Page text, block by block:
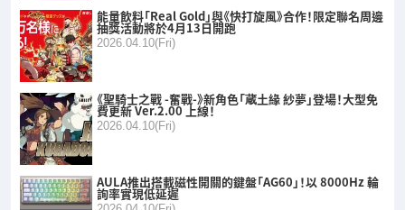
能量飲料「Real Gold」與《快打旋風》合作！限定聯名周邊
抽獎活動將於4月13日開跑
2026.04.10(Fri)
《聖騎士之戰 -奮戰-》新角色「蔵土緣 紗夢」登場！大型免
費更新 Ver.2.00 上線！
2026.04.10(Fri)
AULA推出搭載磁性開關的鍵盤「AG60」！以 8000Hz 輪
詢率實現低延遲